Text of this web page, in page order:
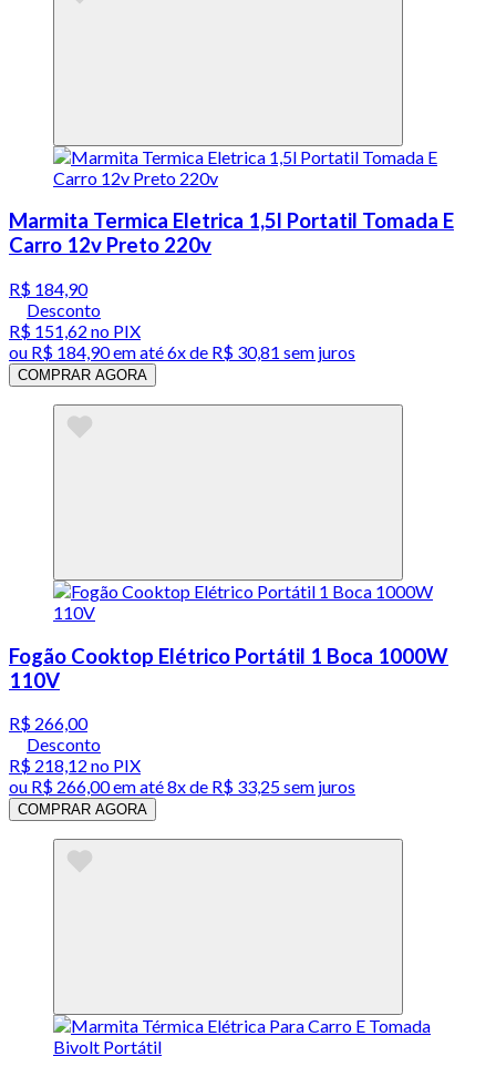
Marmita Termica Eletrica 1,5l Portatil Tomada E
Carro 12v Preto 220v
R$ 184,90
Desconto
R$ 151,62 no PIX
ou R$ 184,90em até6x de R$ 30,81 sem juros
COMPRAR AGORA
Fogão Cooktop Elétrico Portátil 1 Boca 1000W
110V
R$ 266,00
Desconto
R$ 218,12 no PIX
ou R$ 266,00em até8x de R$ 33,25 sem juros
COMPRAR AGORA